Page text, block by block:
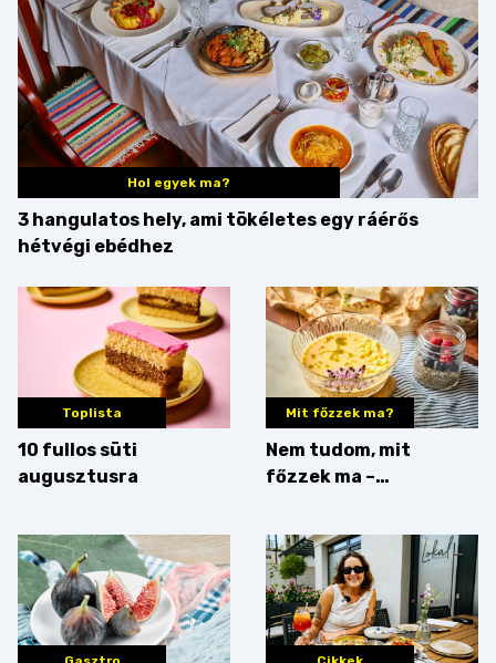
Hol egyek ma?
3 hangulatos hely, ami tökéletes egy ráérős
hétvégi ebédhez
Toplista
10 fullos süti
augusztusra
Mit főzzek ma?
Nem tudom, mit
főzzek ma –